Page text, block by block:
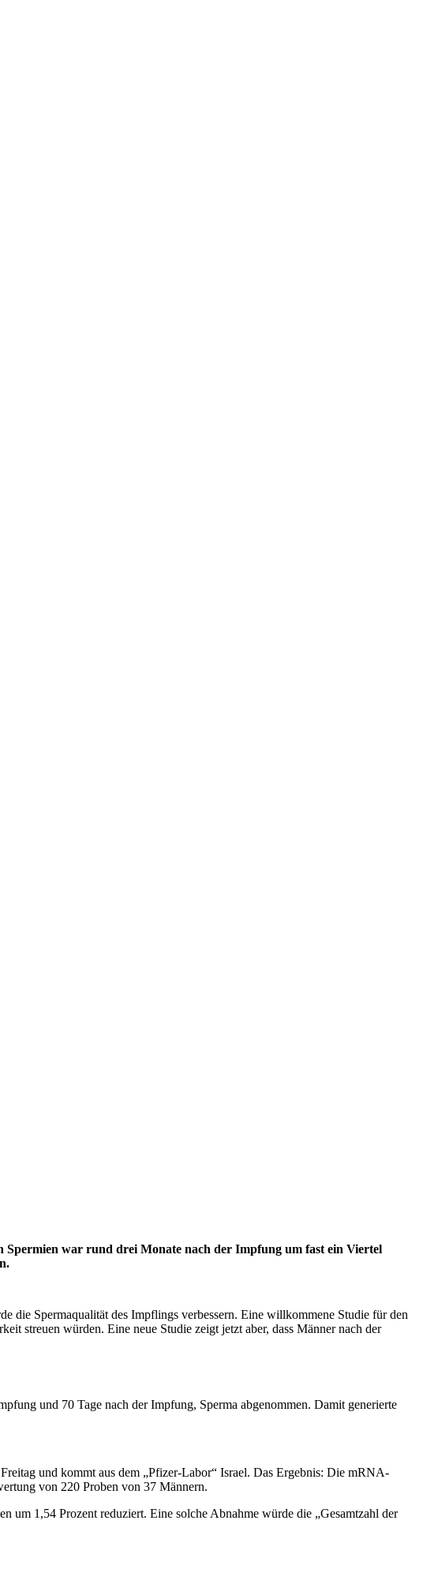
war rund drei Monate nach der Impfung um fast ein Viertel
die Spermaqualität des Impflings verbessern. Eine willkommene Studie für den
streuen würden. Eine neue Studie zeigt jetzt aber, dass Männer nach der
und 70 Tage nach der Impfung, Sperma abgenommen. Damit generierte
und kommt aus dem „Pfizer-Labor“ Israel. Das Ergebnis: Die mRNA-
von 220 Proben von 37 Männern.
um 1,54 Prozent reduziert. Eine solche Abnahme würde die „Gesamtzahl der